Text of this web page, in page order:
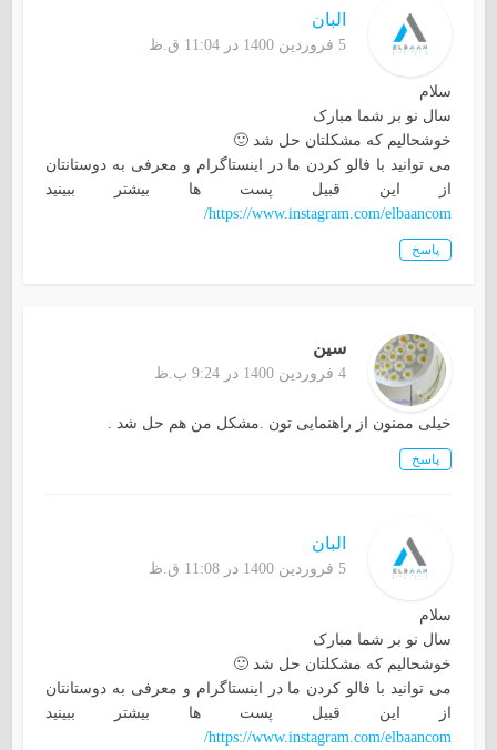
البان
5 فروردین 1400 در 11:04 ق.ظ
سلام
سال نو بر شما مبارک
خوشحالیم که مشکلتان حل شد 🙂
می توانید با فالو کردن ما در اینستاگرام و معرفی به دوستانتان
از این قبیل پست ها بیشتر ببینید
https://www.instagram.com/elbaancom/
پاسخ
سین
4 فروردین 1400 در 9:24 ب.ظ
خیلی ممنون از راهنمایی تون .مشکل من هم حل شد .
پاسخ
البان
5 فروردین 1400 در 11:08 ق.ظ
سلام
سال نو بر شما مبارک
خوشحالیم که مشکلتان حل شد 🙂
می توانید با فالو کردن ما در اینستاگرام و معرفی به دوستانتان
از این قبیل پست ها بیشتر ببینید
https://www.instagram.com/elbaancom/